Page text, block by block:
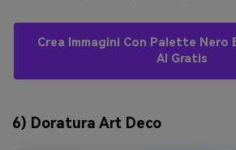
Crea Immagini Con Palette Nero
AI Gratis
6) Doratura Art Deco